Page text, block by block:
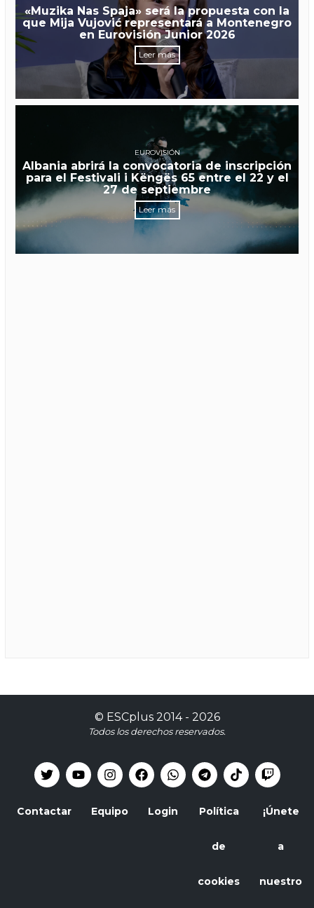
«Muzika Nas Spaja» será la propuesta con la
que Mija Vujović representará a Montenegro
en Eurovisión Junior 2026
Leer más
EUROVISIÓN
Albania abrirá la convocatoria de inscripción
para el Festivali i Këngës 65 entre el 22 y el
27 de septiembre
Leer más
© ESCplus2014 - 2026
Todos los derechos reservados.
Contactar Equipo Login Política
de
cookies
¡Únete
a
nuestro